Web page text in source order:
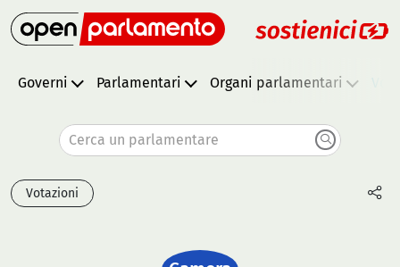
Governi Parlamentari Organi parlamentari
Cerca un parlamentare
Votazioni